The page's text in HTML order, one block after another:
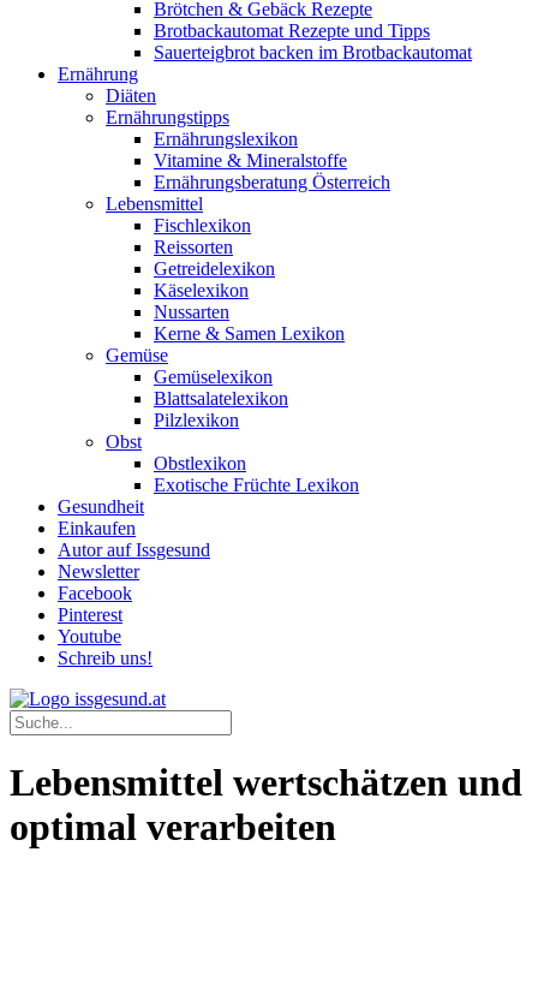
Brötchen & Gebäck Rezepte
Brotbackautomat Rezepte und Tipps
Sauerteigbrot backen im Brotbackautomat
Ernährung
Diäten
Ernährungstipps
Ernährungslexikon
Vitamine & Mineralstoffe
Ernährungsberatung Österreich
Lebensmittel
Fischlexikon
Reissorten
Getreidelexikon
Käselexikon
Nussarten
Kerne & Samen Lexikon
Gemüse
Gemüselexikon
Blattsalatelexikon
Pilzlexikon
Obst
Obstlexikon
Exotische Früchte Lexikon
Gesundheit
Einkaufen
Autor auf Issgesund
Newsletter
Facebook
Pinterest
Youtube
Schreib uns!
Lebensmittel wertschätzen und
optimal verarbeiten